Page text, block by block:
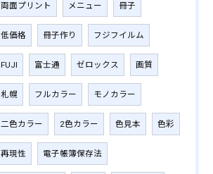
両面プリント メニュー 冊子
低価格 冊子作り フジフイルム
FUJI 富士通 ゼロックス 画質
札幌 フルカラー モノカラー
二色カラー 2色カラー 色見本 色彩
再現性 電子帳簿保存法